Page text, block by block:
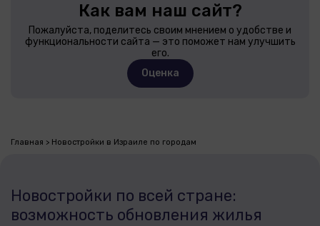
Как вам наш сайт?
Пожалуйста, поделитесь своим мнением о удобстве и
функциональности сайта — это поможет нам улучшить
его.
Оценка
Главная Новостройки в Израиле по городам
Новостройки по всей стране:
возможность обновления жилья